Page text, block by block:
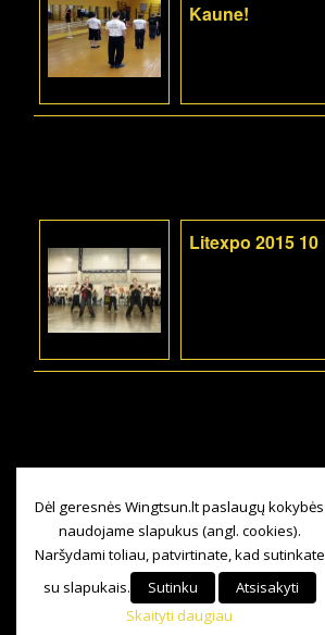
Kaune!
Litexpo 2015 10
Dėl geresnės Wingtsun.lt paslaugų kokybės
naudojame slapukus (angl. cookies).
Naršydami toliau, patvirtinate, kad sutinkate
su slapukais.
Sutinku
Atsisakyti
Skaityti daugiau